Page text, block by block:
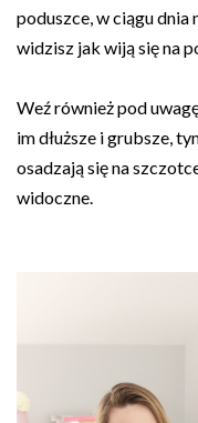
poduszce, w ciągu dnia
widzisz jak wiją się na
Weź również pod
im dłuższe i grubsze,
osadzają się na
widoczne.